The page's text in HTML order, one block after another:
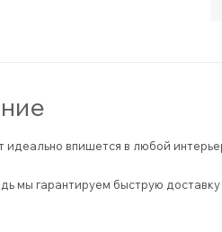
идеально впишется в любой
мы гарантируем быструю